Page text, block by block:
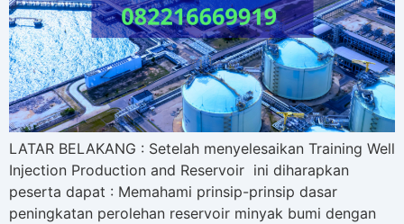
LATAR BELAKANG : Setelah menyelesaikan Training Well
Injection Production and Reservoir ini diharapkan
peserta dapat : Memahami prinsip-prinsip dasar
peningkatan perolehan reservoir minyak bumi dengan